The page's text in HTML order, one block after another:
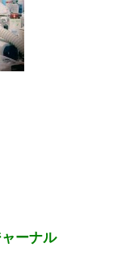
ーナル